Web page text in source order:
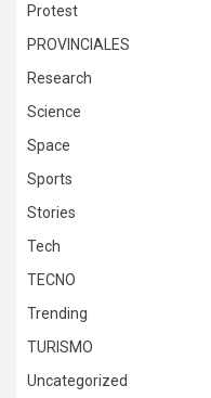
Protest
PROVINCIALES
Research
Science
Space
Sports
Stories
Tech
TECNO
Trending
TURISMO
Uncategorized